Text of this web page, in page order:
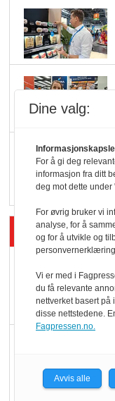
Siste artikler
Dine valg:
For å gi deg
informasjon fra ditt
deg mot dette under
For øvrig bruker vi
analyse, for å
og for å utvikle og
Vi er med i
du få relevante
nettverket basert på
disse nettstedene.
Fagpressen.no.
Avvis alle